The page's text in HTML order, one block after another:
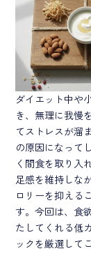
ダイエット中や
き、無理に我慢
てストレスが溜
の原因になって
く間食を取り入
足感を維持しな
ロリーを抑える
す。今回は、食
たしてくれる低
ックを厳選して